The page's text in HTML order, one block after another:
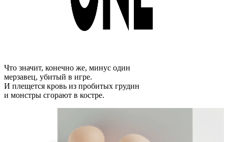
Что значит, конечно же, минус один
мерзавец, убитый в игре.
И плещется кровь из пробитых грудин
и монстры сгорают в костре.